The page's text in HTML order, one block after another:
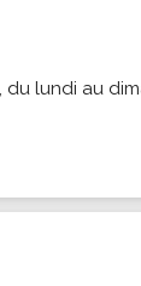
, du lundi au